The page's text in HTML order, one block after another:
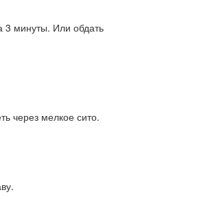
3 минуты. Или обдать
через мелкое сито.